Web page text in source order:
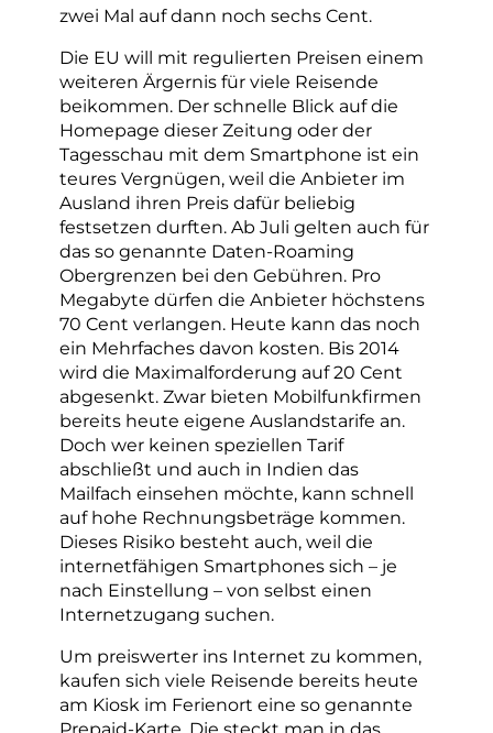
zwei Mal auf dann noch sechs Cent.
Die EU will mit regulierten Preisen einem
weiteren Ärgernis für viele Reisende
beikommen. Der schnelle Blick auf die
Homepage dieser Zeitung oder der
Tagesschau mit dem Smartphone ist ein
teures Vergnügen, weil die Anbieter im
Ausland ihren Preis dafür beliebig
festsetzen durften. Ab Juli gelten auch für
das so genannte Daten-Roaming
Obergrenzen bei den Gebühren. Pro
Megabyte dürfen die Anbieter höchstens
70 Cent verlangen. Heute kann das noch
ein Mehrfaches davon kosten. Bis 2014
wird die Maximalforderung auf 20 Cent
abgesenkt. Zwar bieten Mobilfunkfirmen
bereits heute eigene Auslandstarife an.
Doch wer keinen speziellen Tarif
abschließt und auch in Indien das
Mailfach einsehen möchte, kann schnell
auf hohe Rechnungsbeträge kommen.
Dieses Risiko besteht auch, weil die
internetfähigen Smartphones sich – je
nach Einstellung – von selbst einen
Internetzugang suchen.
Um preiswerter ins Internet zu kommen,
kaufen sich viele Reisende bereits heute
am Kiosk im Ferienort eine so genannte